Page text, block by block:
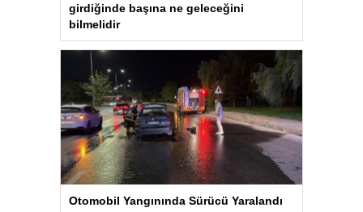
girdiğinde başına ne geleceğini
bilmelidir
Otomobil Yangınında Sürücü Yaralandı